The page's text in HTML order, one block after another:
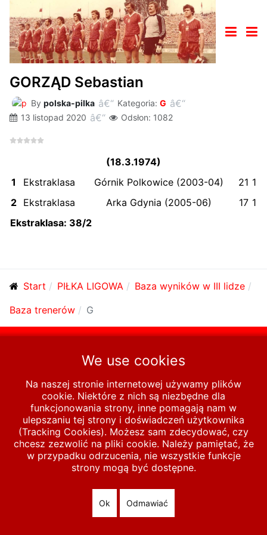
GORZĄD Sebastian
By polska-pilka Kategoria: G
13 listopad 2020
Odsłon: 1082
(18.3.1974)
1
Ekstraklasa Górnik Polkowice (2003-04) 21 1
2
Ekstraklasa Arka Gdynia (2005-06) 17 1
Ekstraklasa: 38/2
Start PIŁKA LIGOWA
Baza wyników w III lidze
Baza trenerów
G
Tanie strony internetowe
We use cookies
Na naszej stronie internetowej używamy plików
cookie. Niektóre z nich są niezbędne dla
funkcjonowania strony, inne pomagają nam w
ulepszaniu tej strony i doświadczeń użytkownika
(Tracking Cookies). Możesz sam zdecydować, czy
chcesz zezwolić na pliki cookie. Należy pamiętać, że
w przypadku odrzucenia, nie wszystkie funkcje
strony mogą być dostępne.
Ok Odmawiać